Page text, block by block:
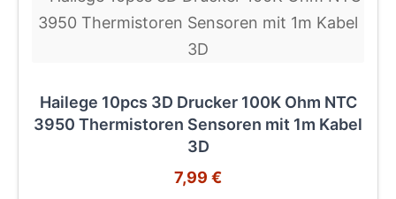
Hailege 10pcs 3D Drucker 100K Ohm NTC
3950 Thermistoren Sensoren mit 1m Kabel
3D
7,99 €